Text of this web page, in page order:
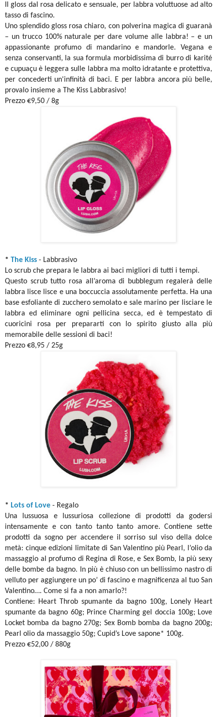
Il gloss dal rosa delicato e sensuale, per labbra voluttuose ad alto
tasso di fascino.
Uno splendido gloss rosa chiaro, con polverina magica di guaranà
– un trucco 100% naturale per dare volume alle labbra! – e un
appassionante profumo di mandarino e mandorle. Vegana e
senza conservanti, la sua formula morbidissima di burro di karité
e cupuaçu è leggera sulle labbra ma molto idratante e protettiva,
per concederti un'infinità di baci. E per labbra ancora più belle,
provalo insieme a The Kiss Labbrasivo!
Prezzo €9,50 / 8g
* The Kiss - Labbrasivo
Lo scrub che prepara le labbra ai baci migliori di tutti i tempi.
Questo scrub tutto rosa all’aroma di bubblegum regalerà delle
labbra lisce lisce e una boccuccia assolutamente perfetta. Ha una
base esfoliante di zucchero semolato e sale marino per lisciare le
labbra ed eliminare ogni pellicina secca, ed è tempestato di
cuoricini rosa per prepararti con lo spirito giusto alla più
memorabile delle sessioni di baci!
Prezzo €8,95 / 25g
* Lots of Love - Regalo
Una lussuosa e lussuriosa collezione di prodotti da godersi
intensamente e con tanto tanto tanto amore. Contiene sette
prodotti da sogno per accendere il sorriso sul viso della dolce
metà: cinque edizioni limitate di San Valentino più Pearl, l’olio da
massaggio al profumo di Regina di Rose, e Sex Bomb, la più sexy
delle bombe da bagno. In più è chiuso con un bellissimo nastro di
velluto per aggiungere un po’ di fascino e magnificenza al tuo San
Valentino…. Come si fa a non amarlo?!
Contiene: Heart Throb spumante da bagno 100g, Lonely Heart
spumante da bagno 60g; Prince Charming gel doccia 100g; Love
Locket bomba da bagno 270g; Sex Bomb bomba da bagno 200g;
Pearl olio da massaggio 50g; Cupid’s Love sapone* 100g.
Prezzo €52,00 / 880g